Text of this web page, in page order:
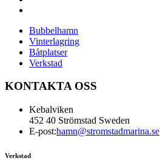
Bubbelhamn
Vinterlagring
Båtplatser
Verkstad
KONTAKTA OSS
Kebalviken
452 40 Strömstad Sweden
E-post:hamn@stromstadmarina.se
Verkstad